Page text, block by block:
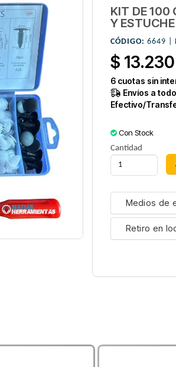
KIT DE 100
Y ESTUCHE
CÓDIGO: 6649 |
$ 13.230
6cuotas sin
Envíos a
Efectivo/
Con Stock
Cantidad
Medios de
Retiro en